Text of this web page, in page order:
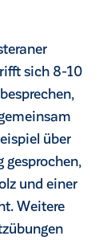
sich 8-10
über
und einer
Weitere